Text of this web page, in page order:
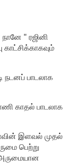
" ரஜினி
காட்சிக்காகவும்
நடனப் பாடலாக
காதல் பாடலாக
இளவல் முதல்
பெற்று